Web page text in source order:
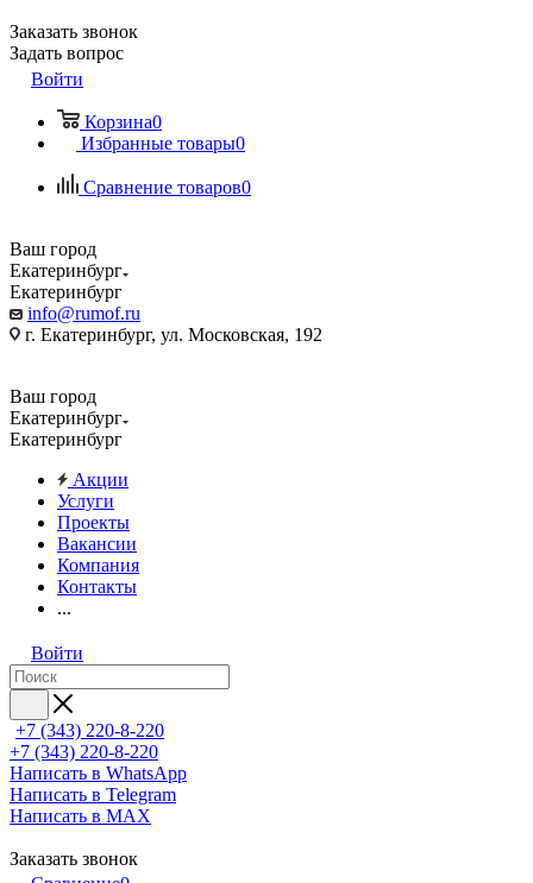
Заказать звонок
Задать вопрос
Войти
Корзина0
Избранные товары0
Сравнение товаров0
Ваш город
Екатеринбург
Екатеринбург
info@rumof.ru
г. Екатеринбург, ул. Московская, 192
Ваш город
Екатеринбург
Екатеринбург
Акции
Услуги
Проекты
Вакансии
Компания
Контакты
...
Войти
+7 (343) 220-8-220
+7 (343) 220-8-220
Написать в WhatsApp
Написать в Telegram
Написать в MAX
Заказать звонок